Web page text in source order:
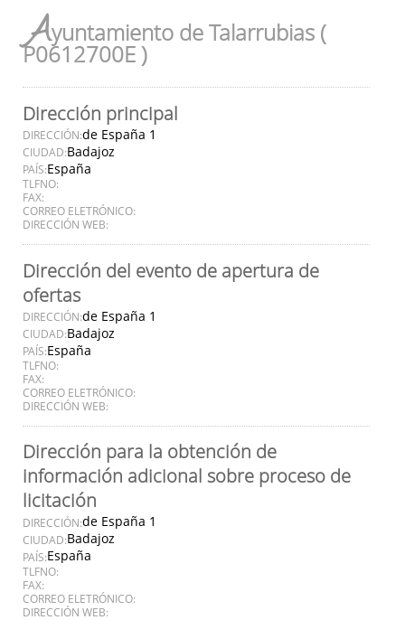
Ayuntamiento de Talarrubias (
P0612700E )
Dirección principal
DIRECCIÓN:de España 1
CIUDAD:Badajoz
PAÍS:España
TLFNO:
FAX:
CORREO ELETRÓNICO:
DIRECCIÓN WEB:
Dirección del evento de apertura de
ofertas
DIRECCIÓN:de España 1
CIUDAD:Badajoz
PAÍS:España
TLFNO:
FAX:
CORREO ELETRÓNICO:
DIRECCIÓN WEB:
Dirección para la obtención de
información adicional sobre proceso de
licitación
DIRECCIÓN:de España 1
CIUDAD:Badajoz
PAÍS:España
TLFNO:
FAX:
CORREO ELETRÓNICO:
DIRECCIÓN WEB: